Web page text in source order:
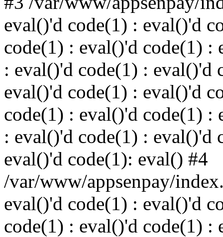
eval()'d code(1) : eval()'d
code(1) : eval()'d code(1) :
: eval()'d code(1) : eval()'d
eval()'d code(1) : eval()'d
code(1) : eval()'d code(1) :
: eval()'d code(1) : eval()'d
eval()'d code(1): eval() #4
/var/www/appsenpay/
eval()'d code(1) : eval()'d
code(1) : eval()'d code(1) :